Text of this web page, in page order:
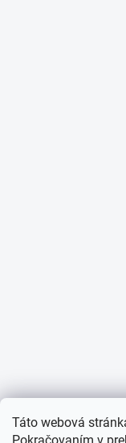
Táto webová